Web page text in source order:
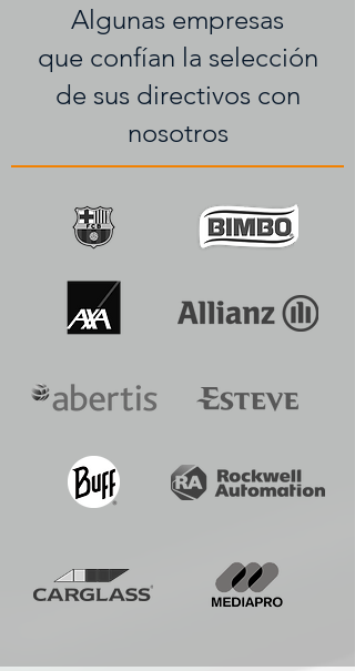
Algunas empresas
que confían la selección
de sus directivos con
nosotros